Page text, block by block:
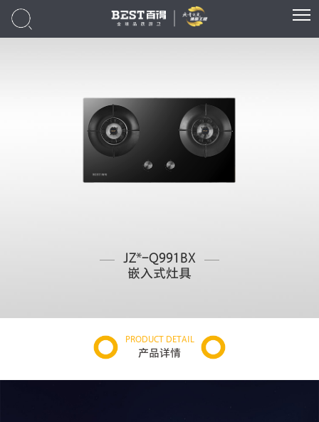
JZ*-Q991BX
嵌入式灶具
PRODUCT DETAIL
产品详情